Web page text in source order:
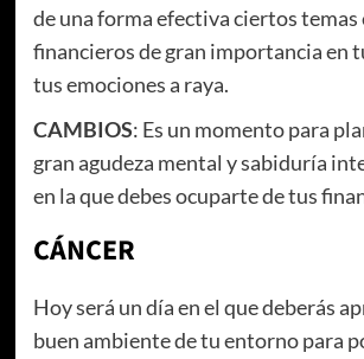
de una forma efectiva ciertos temas
financieros de gran importancia en
tus emociones a raya.
CAMBIOS: Es un momento para
gran agudeza mental y sabiduría
en la que debes ocuparte de tus
CÁNCER
Hoy será un día en el que deberás
buen ambiente de tu entorno para